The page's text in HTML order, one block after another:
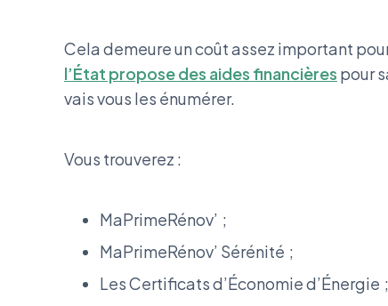
Cela demeure un coût assez important
l’État propose des aides financières pour
vais vous les énumérer.
Vous trouverez :
MaPrimeRénov’ ;
MaPrimeRénov’ Sérénité ;
Les Certificats d’Économie d’Énergie ;